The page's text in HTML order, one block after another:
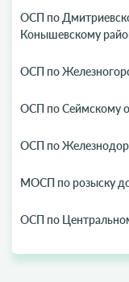
ОСП по
Конышевскому
ОСП по
ОСП по Сеймскому
ОСП по
МОСП по розыску
ОСП по